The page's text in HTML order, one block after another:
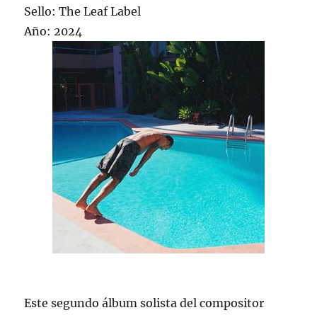
Sello: The Leaf Label
Año: 2024
Este segundo álbum solista del compositor